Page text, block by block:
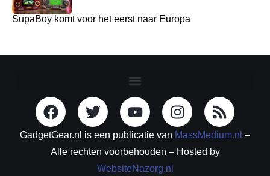
SupaBoy komt voor het eerst naar Europa
GadgetGear.nl is een publicatie van MassMedium.nl –
Alle rechten voorbehouden – Hosted by
WebsiteNazorg.nl